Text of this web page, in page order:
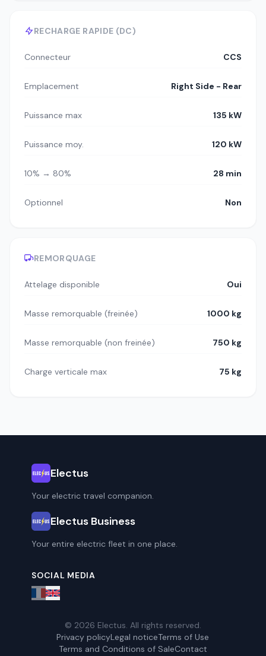
RECHARGE RAPIDE (DC)
Connecteur CCS
Emplacement Right Side - Rear
Puissance max 135 kW
Puissance moy. 120 kW
10% → 80% 28 min
Optionnel Non
REMORQUAGE
Attelage disponible Oui
Masse remorquable (freinée) 1000 kg
Masse remorquable (non freinée) 750 kg
Charge verticale max 75 kg
Electus
Your electric travel companion.
Electus Business
Your entire electric fleet in one place.
SOCIAL MEDIA
© 2026 Electus. All rights reserved.
Privacy policyLegal noticeTerms of Use
Terms and Conditions of SaleContact